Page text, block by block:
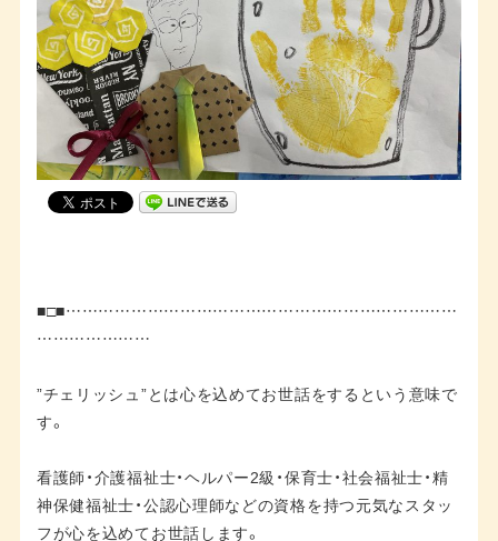
■□■………………………………………………………………
…………………
”チェリッシュ”とは心を込めてお世話をするという意味で
す。
看護師・介護福祉士・ヘルパー2級・保育士・社会福祉士・精
神保健福祉士・公認心理師などの資格を持つ元気なスタッ
フが心を込めてお世話します。